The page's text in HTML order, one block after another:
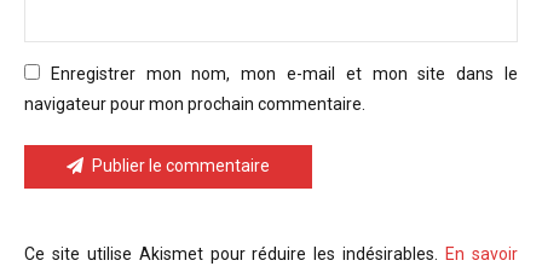
Enregistrer mon nom, mon e-mail et mon site dans le
navigateur pour mon prochain commentaire.
Publier le commentaire
Ce site utilise Akismet pour réduire les indésirables.
En savoir